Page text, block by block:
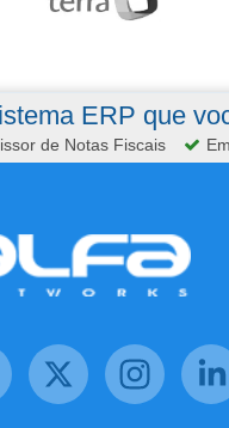
ERP que
de Notas Fiscais